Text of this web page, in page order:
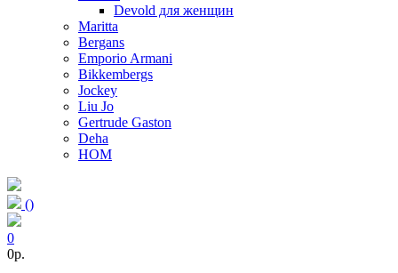
Devold для женщин
Maritta
Bergans
Emporio Armani
Bikkembergs
Jockey
Liu Jo
Gertrude Gaston
Deha
HOM
()
0
0p.